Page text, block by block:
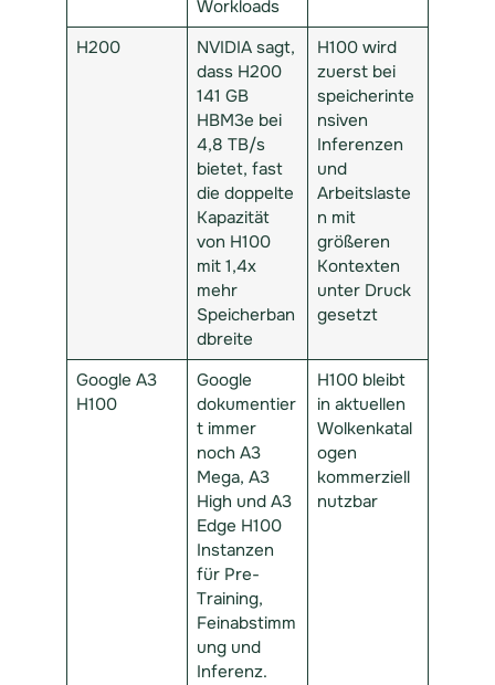
Workloads
H200
NVIDIA sagt,
dass H200
141 GB
HBM3e bei
4,8 TB/s
bietet, fast
die doppelte
Kapazität
von H100
mit 1,4x
mehr
Speicherban
dbreite
H100 wird
zuerst bei
speicherinte
nsiven
Inferenzen
und
Arbeitslaste
n mit
größeren
Kontexten
unter Druck
gesetzt
Google A3
H100
Google
dokumentier
t immer
noch A3
Mega, A3
High und A3
Edge H100
Instanzen
für Pre-
Training,
Feinabstimm
ung und
Inferenz.
H100 bleibt
in aktuellen
Wolkenkatal
ogen
kommerziell
nutzbar